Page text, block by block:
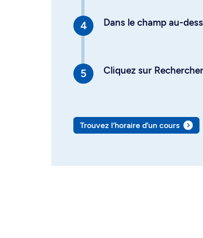
Dans le champ au-
Cliquez sur
Trouvez l’horaire d’un cours